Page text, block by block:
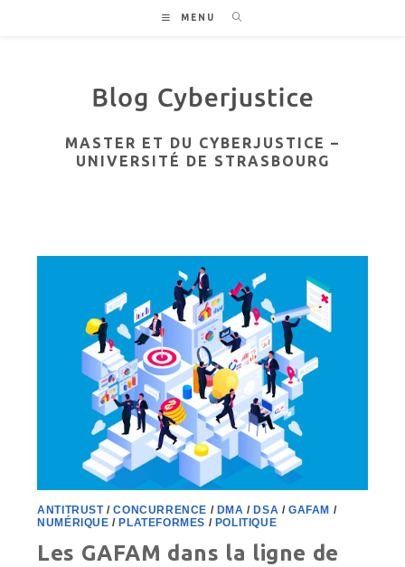
MENU
MASTER ET DU CYBERJUSTICE –
UNIVERSITÉ DE STRASBOURG
ANTITRUST/CONCURRENCE / DMA /DSA /GAFAM /
NUMÉRIQUE /PLATEFORMES / POLITIQUE
Les GAFAM dans la ligne de